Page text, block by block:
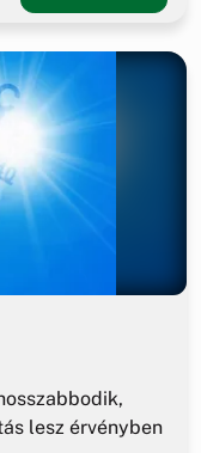
lesz érvényben